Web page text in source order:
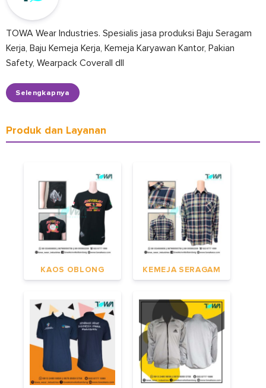
TOWA Wear Industries. Spesialis jasa produksi Baju Seragam
Kerja, Baju Kemeja Kerja, Kemeja Karyawan Kantor, Pakian
Safety, Wearpack Coverall dll
Selengkapnya
Produk dan Layanan
KAOS OBLONG KEMEJA SERAGAM